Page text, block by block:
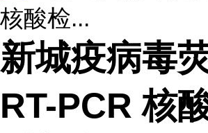
核酸检...
新城疫病毒
RT-PCR 核